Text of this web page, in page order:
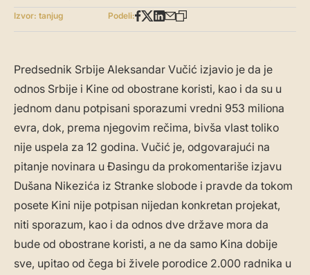
Izvor: tanjug
Podeli:
Predsednik Srbije Aleksandar Vučić izjavio je da je
odnos Srbije i Kine od obostrane koristi, kao i da su u
jednom danu potpisani sporazumi vredni 953 miliona
evra, dok, prema njegovim rečima, bivša vlast toliko
nije uspela za 12 godina. Vučić je, odgovarajući na
pitanje novinara u Đasingu da prokomentariše izjavu
Dušana Nikezića iz Stranke slobode i pravde da tokom
posete Kini nije potpisan nijedan konkretan projekat,
niti sporazum, kao i da odnos dve države mora da
bude od obostrane koristi, a ne da samo Kina dobije
sve, upitao od čega bi živele porodice 2.000 radnika u